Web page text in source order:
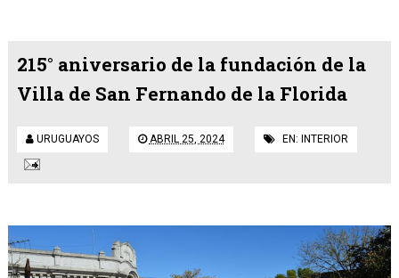
215° aniversario de la fundación de la
Villa de San Fernando de la Florida
URUGUAYOS ABRIL 25, 2024 EN: INTERIOR